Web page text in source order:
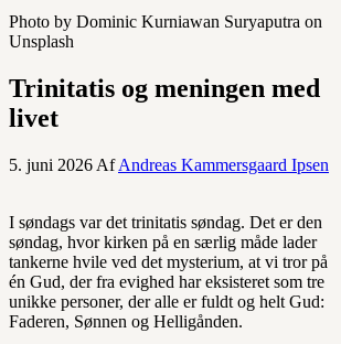
Photo by Dominic Kurniawan Suryaputra on
Unsplash
Trinitatis og meningen med
livet
5. juni 2026 AfAndreas Kammersgaard Ipsen
I søndags var det trinitatis søndag. Det er den
søndag, hvor kirken på en særlig måde lader
tankerne hvile ved det mysterium, at vi tror på
én Gud, der fra evighed har eksisteret som tre
unikke personer, der alle er fuldt og helt Gud:
Faderen, Sønnen og Helligånden.